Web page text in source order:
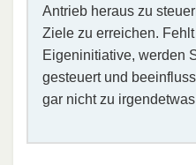
Antrieb heraus zu
Ziele zu erreichen.
Eigeninitiative, werden
gesteuert und
gar nicht zu